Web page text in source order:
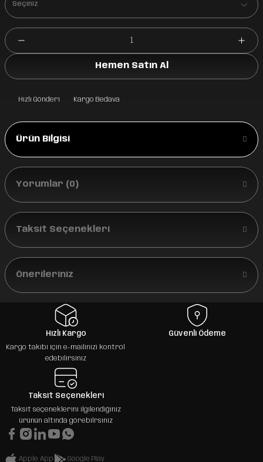
Hemen Satın Al
Hızlı Gönderi Kargo Bedava
Ürün Bilgisi
Yorumlar (0)
Taksit Seçenekleri
Önerileriniz
Hızlı Kargo
Kargo takibi için e-mailinizi kontrol
edebilirsiniz
Güvenli Ödeme
Taksit Seçenekleri
Taksit seçeneklerini ilgilendiğiniz
ürünün altında görebilrsiniz
Apple App Google Play